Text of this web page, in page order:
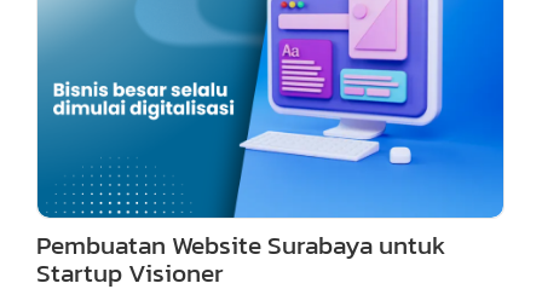
Pembuatan Website Surabaya untuk
Startup Visioner